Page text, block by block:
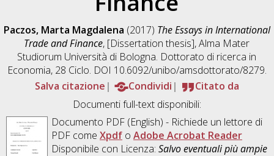
Paczos, Marta Magdalena (2017) The Essays in International
Trade and Finance, [Dissertation thesis], Alma Mater
Studiorum Università di Bologna. Dottorato di ricerca in
Economia, 28 Ciclo. DOI 10.6092/unibo/amsdottorato/8279.
Salva citazione
Condividi
Citato da
Documenti full-text disponibili:
Documento PDF(English) - Richiede un lettore di
PDF come Xpdfo Adobe Acrobat Reader
Disponibile con Licenza: Salvo eventuali più ampie